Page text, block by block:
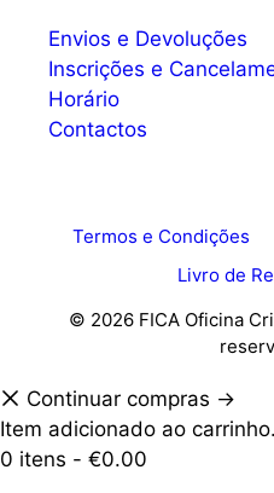
Envios e Devoluções
Inscrições e
Horário
Contactos
Termos e Condições
Livro de
© 2026 FICA Oficina
Continuar compras →
Item adicionado ao carrinho.
0 itens - €0.00